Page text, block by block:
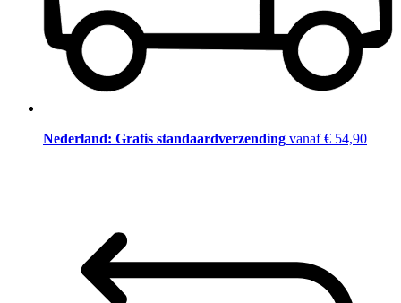
Nederland: Gratis standaardverzending vanaf € 54,90